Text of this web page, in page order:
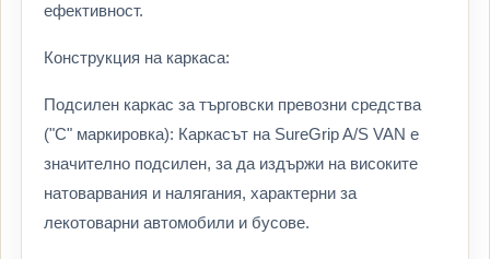
ефективност.
Конструкция на каркаса:
Подсилен каркас за търговски превозни средства
("C" маркировка): Каркасът на SureGrip A/S VAN е
значително подсилен, за да издържи на високите
натоварвания и налягания, характерни за
лекотоварни автомобили и бусове.